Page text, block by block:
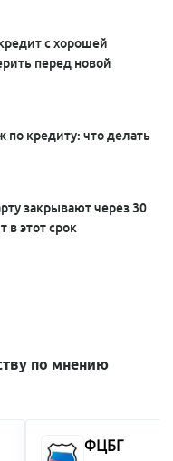
с хорошей
перед новой
по кредиту: что делать
закрывают через 30
в этот срок
по мнению
ФЦБГ